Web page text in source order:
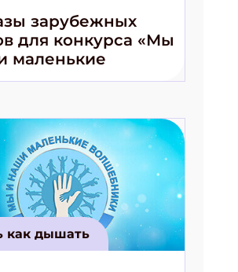
зарубежных
для конкурса «Мы
маленькие
как дышать
на рассылку
"Классный журнал" в
Email
ПОДПИСАТЬСЯ